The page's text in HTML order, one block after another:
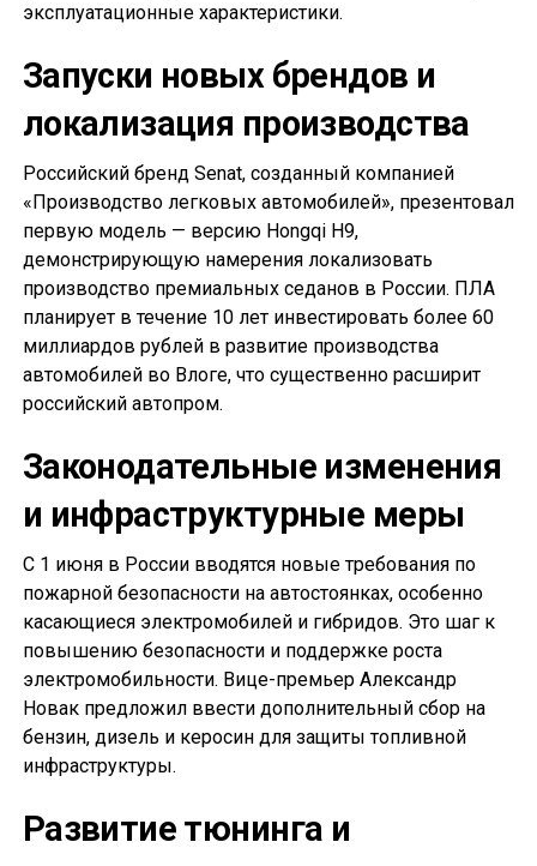
эксплуатационные характеристики.
Запуски новых брендов и
локализация производства
Российский бренд Senat, созданный компанией
«Производство легковых автомобилей», презентовал
первую модель — версию Hongqi H9,
демонстрирующую намерения локализовать
производство премиальных седанов в России. ПЛА
планирует в течение 10 лет инвестировать более 60
миллиардов рублей в развитие производства
автомобилей во Влоге, что существенно расширит
российский автопром.
Законодательные изменения
и инфраструктурные меры
С 1 июня в России вводятся новые требования по
пожарной безопасности на автостоянках, особенно
касающиеся электромобилей и гибридов. Это шаг к
повышению безопасности и поддержке роста
электромобильности. Вице-премьер Александр
Новак предложил ввести дополнительный сбор на
бензин, дизель и керосин для защиты топливной
инфраструктуры.
Развитие тюнинга и